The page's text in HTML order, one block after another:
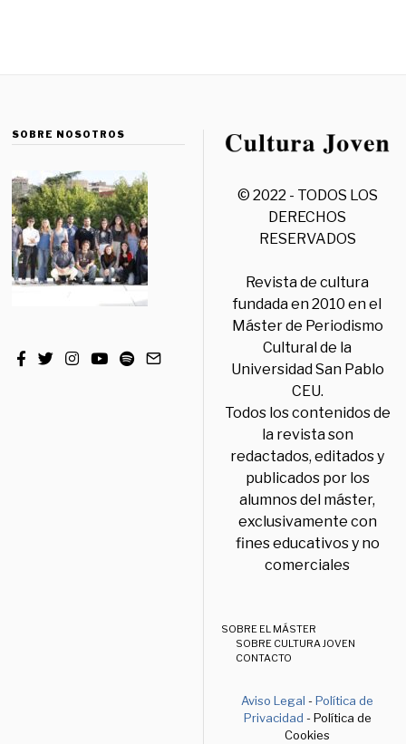
SOBRE NOSOTROS
© 2022 - TODOS LOS
DERECHOS
RESERVADOS
Revista de cultura
fundada en 2010 en el
Máster de Periodismo
Cultural de la
Universidad San Pablo
CEU.
Todos los contenidos de
la revista son
redactados, editados y
publicados por los
alumnos del máster,
exclusivamente con
fines educativos y no
comerciales
SOBRE EL MÁSTER
SOBRE CULTURA JOVEN
CONTACTO
Aviso Legal -Política de
Privacidad - Política de
Cookies